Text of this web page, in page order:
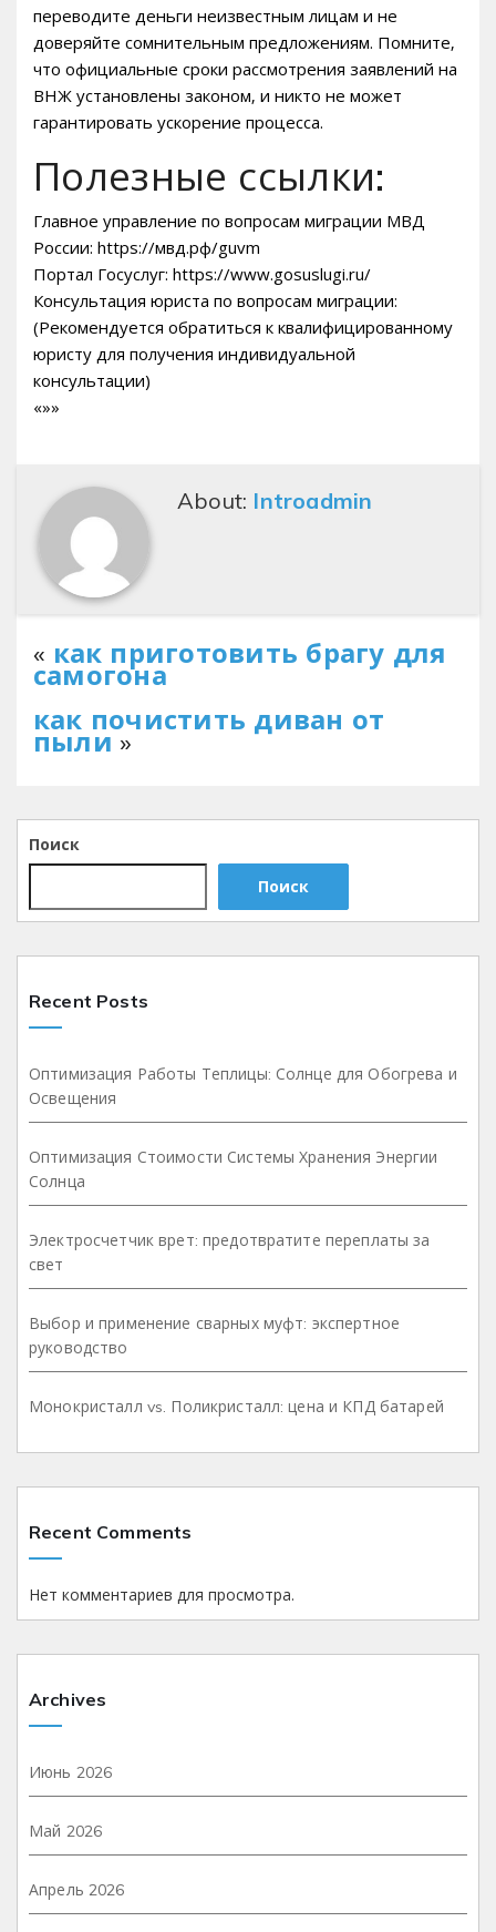
переводите деньги неизвестным лицам и не
доверяйте сомнительным предложениям. Помните‚
что официальные сроки рассмотрения заявлений на
ВНЖ установлены законом‚ и никто не может
гарантировать ускорение процесса.
Полезные ссылки:
Главное управление по вопросам миграции МВД
России: https://мвд.рф/guvm
Портал Госуслуг: https://www.gosuslugi.ru/
Консультация юриста по вопросам миграции:
(Рекомендуется обратиться к квалифицированному
юристу для получения индивидуальной
консультации)
«»»
About: Introadmin
« как приготовить брагу для
самогона
как почистить диван от
пыли »
Поиск
Поиск
Recent Posts
Оптимизация Работы Теплицы: Солнце для Обогрева и
Освещения
Оптимизация Стоимости Системы Хранения Энергии
Солнца
Электросчетчик врет: предотвратите переплаты за
свет
Выбор и применение сварных муфт: экспертное
руководство
Монокристалл vs. Поликристалл: цена и КПД батарей
Recent Comments
Нет комментариев для просмотра.
Archives
Июнь 2026
Май 2026
Апрель 2026